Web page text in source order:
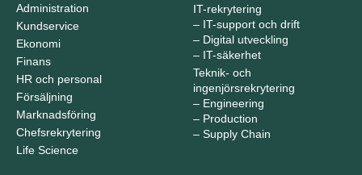
Administration
Kundservice
Ekonomi
Finans
HR och personal
Försäljning
Marknadsföring
Chefsrekrytering
Life Science
IT-rekrytering
– IT-support och drift
– Digital utveckling
– IT-säkerhet
Teknik- och
ingenjörsrekrytering
– Engineering
– Production
– Supply Chain